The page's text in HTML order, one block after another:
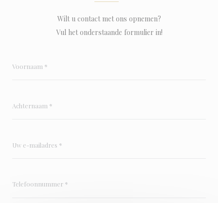
Wilt u contact met ons opnemen?
Vul het onderstaande formulier in!